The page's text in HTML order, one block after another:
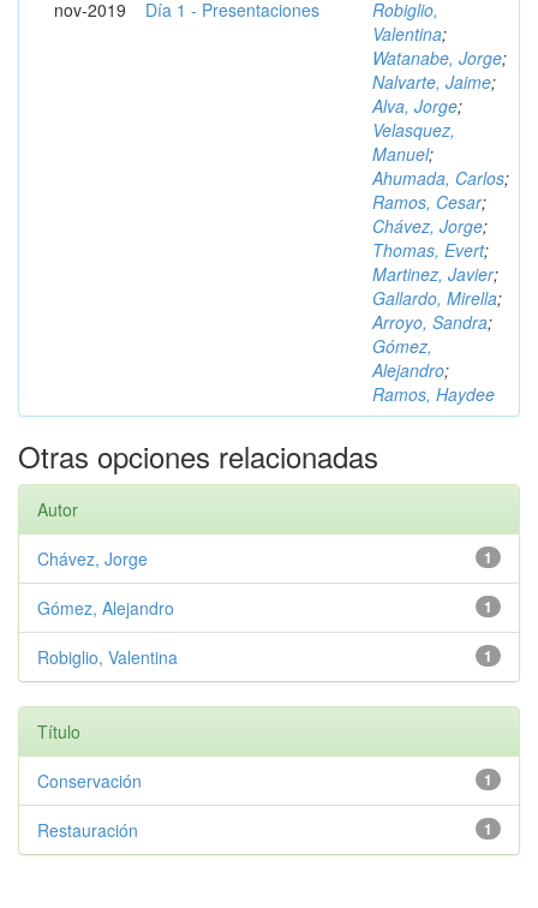
nov-2019 Día 1 - Presentaciones
Robiglio,
Valentina;
Watanabe, Jorge;
Nalvarte, Jaime;
Alva, Jorge;
Velasquez,
Manuel;
Ahumada, Carlos;
Ramos, Cesar;
Chávez, Jorge;
Thomas, Evert;
Martinez, Javier;
Gallardo, Mirella;
Arroyo, Sandra;
Gómez,
Alejandro;
Ramos, Haydee
Otras opciones relacionadas
Autor
1
Chávez, Jorge
1
Gómez, Alejandro
1
Robiglio, Valentina
Título
1
Conservación
1
Restauración